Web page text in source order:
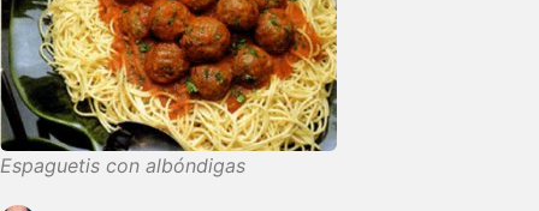
Espaguetis con albóndigas